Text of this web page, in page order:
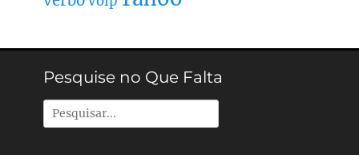
Pesquise no Que Falta
Pesquisar
por: